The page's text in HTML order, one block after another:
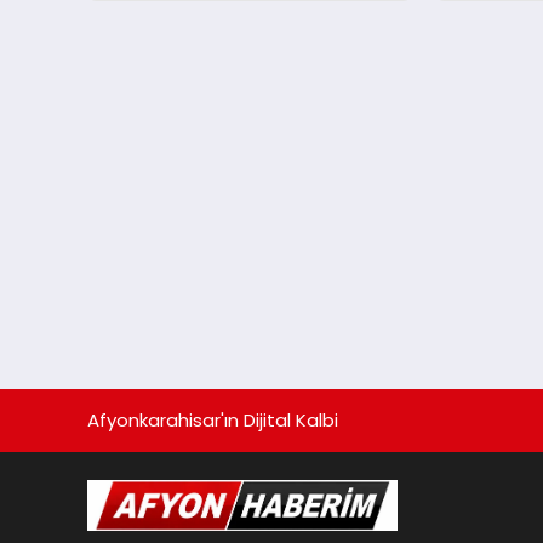
Afyonkarahisar'ın Dijital Kalbi